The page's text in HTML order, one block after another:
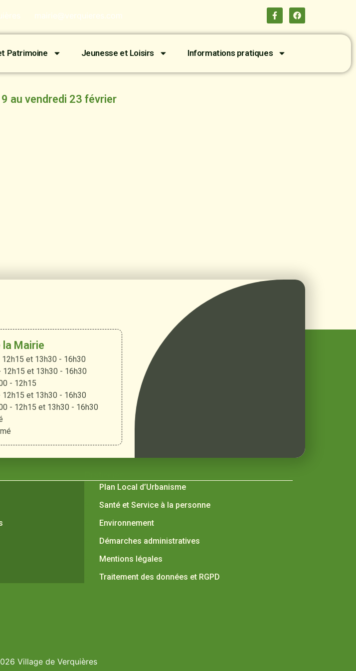
mairie@verquieres.com
Patrimoine Jeunesse et Loisirs Informations pratiques
au vendredi 23 février
la Mairie
et 13h30 - 16h30
12h15 et 13h30 - 16h30
- 12h15
et 13h30 - 16h30
- 12h15 et 13h30 - 16h30
Plan Local d’Urbanisme
Santé et Service à la personne
Environnement
Démarches administratives
Mentions légales
Traitement des données et RGPD
Village de Verquières